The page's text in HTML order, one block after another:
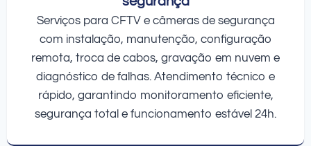
Serviços para CFTV e câmeras de segurança
com instalação, manutenção, configuração
remota, troca de cabos, gravação em nuvem e
diagnóstico de falhas. Atendimento técnico e
rápido, garantindo monitoramento eficiente,
segurança total e funcionamento estável 24h.